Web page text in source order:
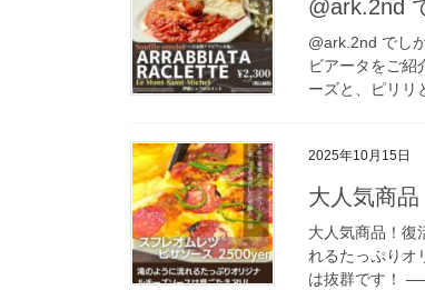
@ark.2nd
@ark.2nd でし
ビアータをご紹
ーズと、ピリ
2025年10月15日
大人気商品
大人気商品！
れるたっぷりオ
は抜群です